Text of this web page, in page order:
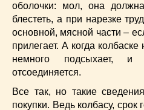
оболочки: мол, она
блестеть, а при нарезке
основной, мясной части –
прилегает. А когда
немного подсыхает, и
отсоединяется.
Все так, но такие
покупки. Ведь колбасу, срок